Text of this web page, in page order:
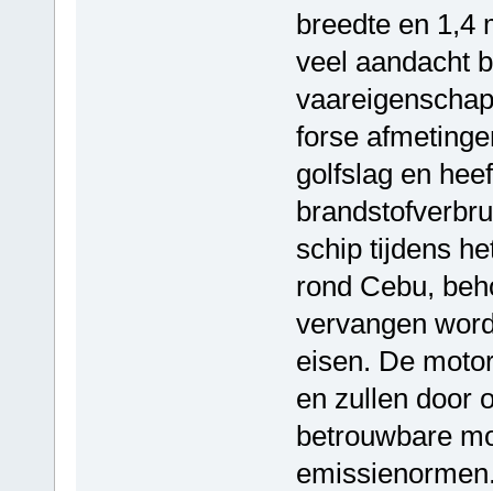
breedte en 1,4
veel aandacht
forse
golfslag en
schip tijdens
rond Cebu,
vervangen
eisen. De
en zullen door
betrouwbare